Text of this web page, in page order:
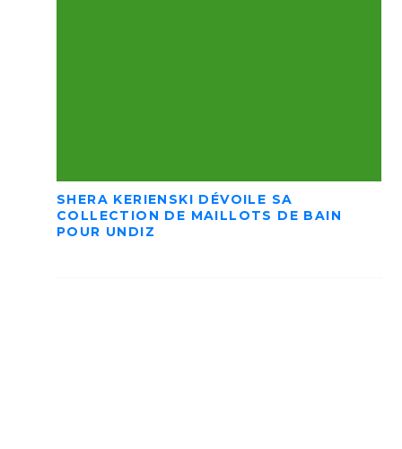
SHERA KERIENSKI DÉVOILE SA
COLLECTION DE MAILLOTS DE BAIN
POUR UNDIZ